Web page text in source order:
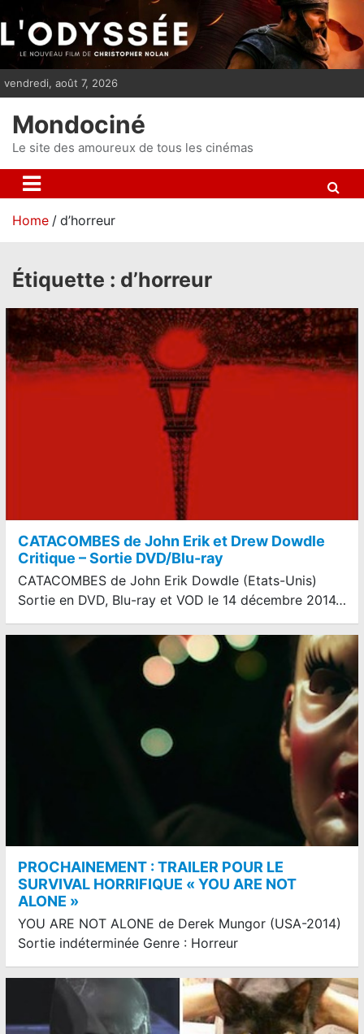
i
p
n
t
vendredi, août 7, 2026
Mondociné
Le site des amoureux de tous les cinémas
Home d’horreur
Étiquette : d’horreur
CATACOMBES de John Erik et Drew Dowdle
Critique – Sortie DVD/Blu-ray
CATACOMBES de John Erik Dowdle (Etats-Unis)
Sortie en DVD, Blu-ray et VOD le 14 décembre 2014…
PROCHAINEMENT : TRAILER POUR LE
SURVIVAL HORRIFIQUE « YOU ARE NOT
ALONE »
YOU ARE NOT ALONE de Derek Mungor (USA-2014)
Sortie indéterminée Genre : Horreur